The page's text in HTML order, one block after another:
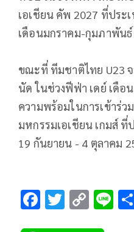
เอเชียน คัพ 2027 ที่ประ
เดือนมกราคม-กุมภาพันธ์
ขณะที่ ทีมชาติไทย U23
นัด ในช่วงฟีฟ่า เดย์ เดือ
ความพร้อมในการเข้าร่ว
มหกรรมเอเชียน เกมส์
19 กันยายน - 4 ตุลาคม
F T C Li